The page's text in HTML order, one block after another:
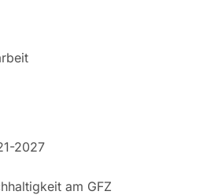
2027
am GFZ